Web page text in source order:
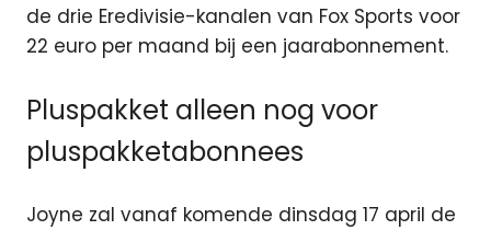
de drie Eredivisie-kanalen van Fox Sports voor
22 euro per maand bij een jaarabonnement.
Pluspakket alleen nog voor
pluspakketabonnees
Joyne zal vanaf komende dinsdag 17 april de